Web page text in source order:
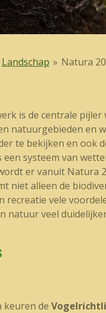
Landschap » Natura
is de centrale
natuurgebieden en
te bekijken en ook
systeem van
er vanuit Natura
niet alleen de
recreatie vele
natuur veel
keuren de